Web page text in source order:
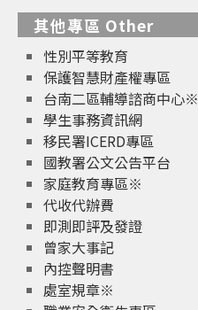
其他專區 Other
性別平等教育
保護智慧財產權專區
台南二區輔導諮商中心※
學生事務資訊網
移民署ICERD專區
國教署公文公告平台
家庭教育專區※
代收代辦費
即測即評及發證
曾家大事記
內控聲明書
處室規章※